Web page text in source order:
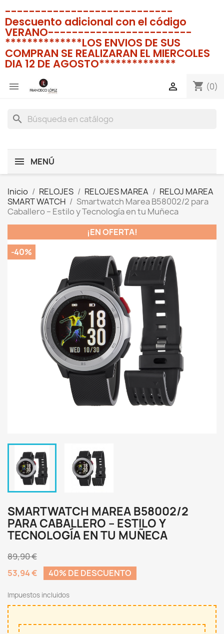
----------------------------
Descuento adicional con el código
VERANO------------------------
**************LOS ENVIOS DE SUS
COMPRAN SE REALIZARAN EL MIERCOLES
DIA 12 DE AGOSTO**************
 shopping_cart (0)

search
MENÚ
Inicio RELOJES RELOJES MAREA
RELOJ MAREA
SMART WATCH
Smartwatch Marea B58002/2 para
Caballero – Estilo y Tecnología en tu Muñeca
¡EN OFERTA!
-40%
SMARTWATCH MAREA B58002/2
PARA CABALLERO – ESTILO Y
TECNOLOGÍA EN TU MUÑECA
89,90 €
53,94 €
40% DE DESCUENTO
Impuestos incluidos